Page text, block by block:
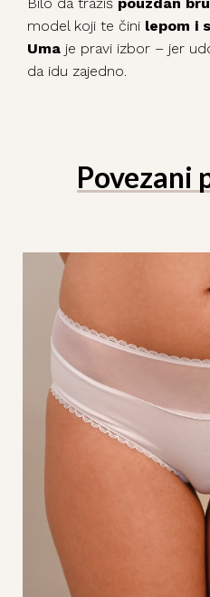
Bilo da tražiš pouzdan
model koji te čini lepom i
Uma je pravi izbor – jer
da idu zajedno.
Povezani